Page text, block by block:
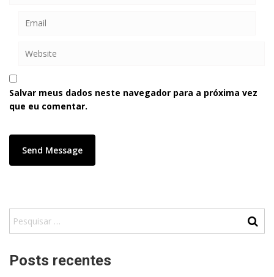
Salvar meus dados neste navegador para a próxima vez
que eu comentar.
Posts recentes